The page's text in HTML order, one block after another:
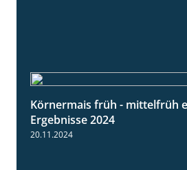
Körnermais früh - mittelfrüh
Ergebnisse 2024
20.11.2024